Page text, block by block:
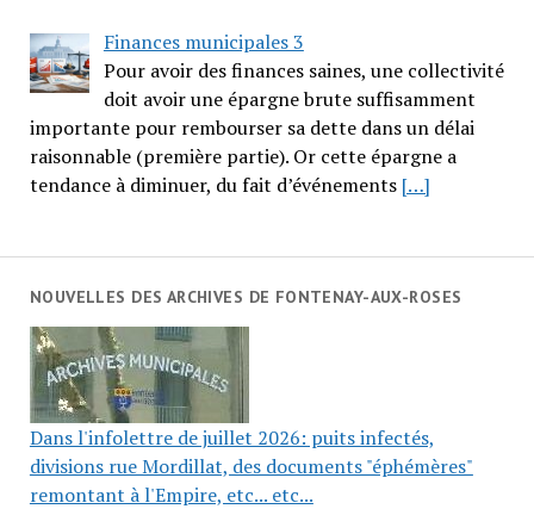
Finances municipales 3
Pour avoir des finances saines, une collectivité
doit avoir une épargne brute suffisamment
importante pour rembourser sa dette dans un délai
raisonnable (première partie). Or cette épargne a
tendance à diminuer, du fait d’événements […]
NOUVELLES DES ARCHIVES DE FONTENAY-AUX-ROSES
Dans l'infolettre de juillet 2026: puits infectés,
divisions rue Mordillat, des documents "éphémères"
remontant à l'Empire, etc... etc...